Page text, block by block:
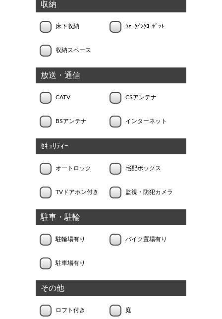
収納
床下収納 ｳｫｰｸｲﾝｸﾛｰｾﾞｯﾄ
収納スペース
放送・通信
CATV CSアンテナ
BSアンテナ インターネット
ｾｷｭﾘﾃｨｰ
オートロック 宅配ボックス
TVドアホン付き 監視・防犯カメラ
駐車・駐輪
駐輪場有り バイク置場有り
駐車場有り
その他
ロフト付き 庭